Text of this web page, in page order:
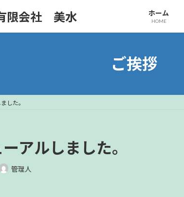
限会社 美水 ホーム
HOME
ご挨拶
した。
アルしました。
管理人